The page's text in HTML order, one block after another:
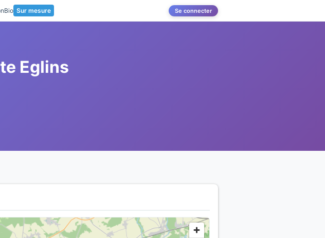
Bio Sur mesure Se connecter
Eglins